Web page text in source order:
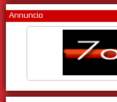
Annuncio